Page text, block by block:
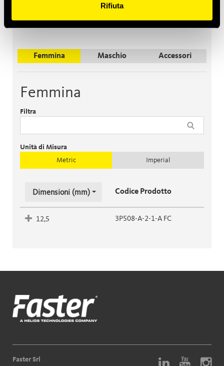
Rifiuta
Femmina Maschio Accessori
Femmina
Filtra
Unità di Misura
Metric
Imperial
Dimensioni (mm) Codice Prodotto
12,5 3P508-A-2-1-A FC
Faster Srl